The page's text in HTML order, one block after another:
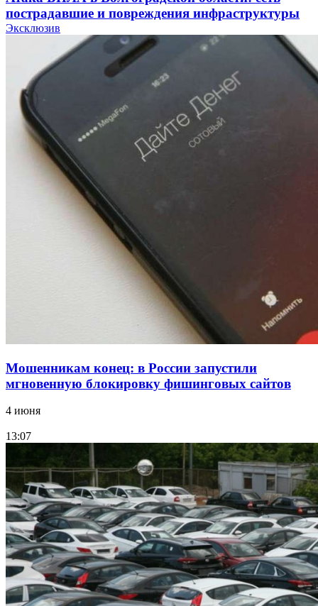
пострадавшие и повреждения инфраструктуры
Волгоградские вузы в топе зарплатного
рейтинга: ВолгГТУ и ВолгГМУ вошли в топ‑15
для химической отрасли и фармацевтики
18:39
В Красноармейском районе Волгограда стартует
конкурс на ремонт моста через Волго‑Донской
судоходный канал
Фестиваль #ТриЧетыре в Волгограде пройдёт
11–13 сентября в рамках Года единства народов
Эксклюзив
Мошенникам конец: в России запустили
мгновенную блокировку фишинговых сайтов
4 июня
13:07